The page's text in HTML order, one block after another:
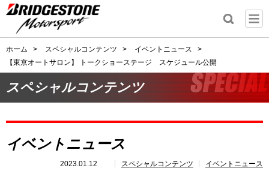
ホーム > スペシャルコンテンツ > イベントニュース
>
【東京オートサロン】 トークショーステージ スケジュール公開
スペシャルコンテンツ
イベントニュース
2023.01.12 スペシャルコンテンツ イベントニュース